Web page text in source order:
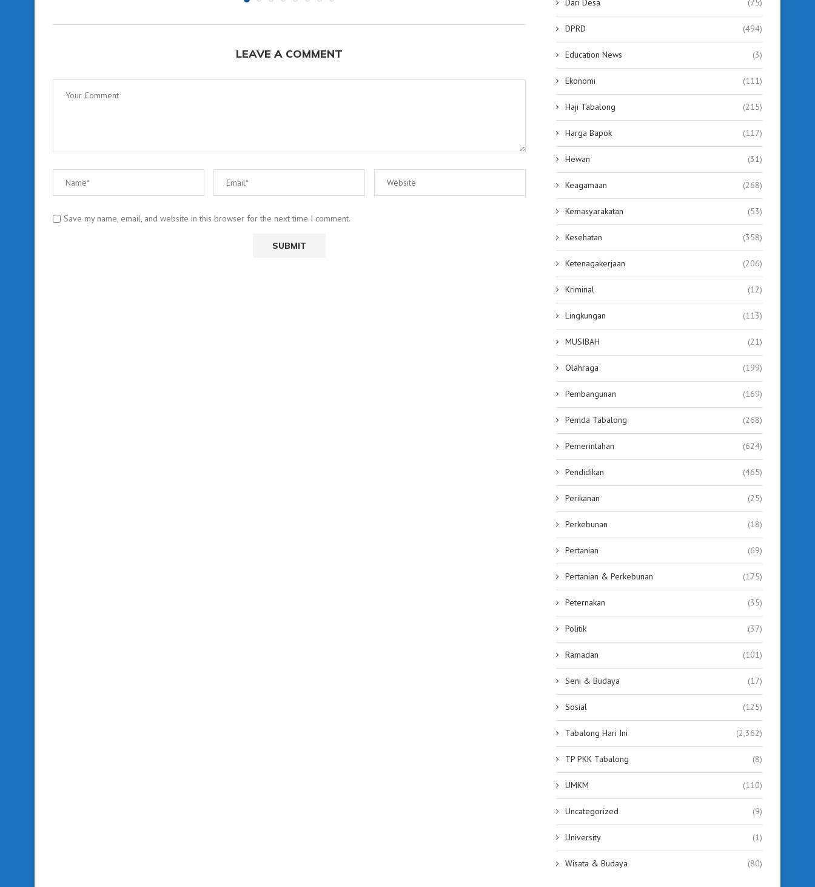
LEAVE A COMMENT
Save my name, email, and website in this browser for the next time I comment.
Dari Desa (75)
DPRD (494)
Education News (3)
Ekonomi (111)
Haji Tabalong (215)
Harga Bapok (117)
Hewan (31)
Keagamaan (268)
Kemasyarakatan (53)
Kesehatan (358)
Ketenagakerjaan (206)
Kriminal (12)
Lingkungan (113)
MUSIBAH (21)
Olahraga (199)
Pembangunan (169)
Pemda Tabalong (268)
Pemerintahan (624)
Pendidikan (465)
Perikanan (25)
Perkebunan (18)
Pertanian (69)
Pertanian & Perkebunan (175)
Peternakan (35)
Politik (37)
Ramadan (101)
Seni & Budaya (17)
Sosial (125)
Tabalong Hari Ini (2,362)
TP PKK Tabalong (8)
UMKM (110)
Uncategorized (9)
University (1)
Wisata & Budaya (80)